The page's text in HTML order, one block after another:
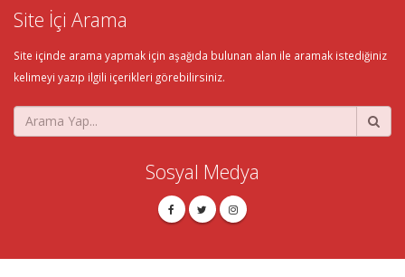
Site İçi Arama
Site içinde arama yapmak için aşağıda bulunan alan ile aramak istediğiniz
kelimeyi yazıp ilgili içerikleri görebilirsiniz.
Sosyal Medya